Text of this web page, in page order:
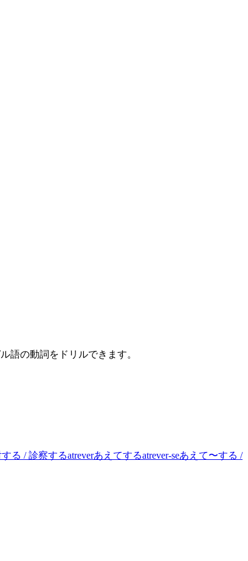
語の動詞をドリルできます。
る / 診察するatreverあえてするatrever-seあえて〜する /